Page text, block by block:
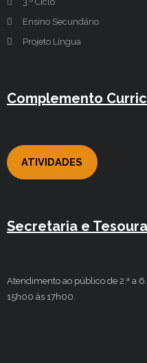
Ensino Secundário
Projeto Língua
Complemento
ATIVIDADES
Secretaria e
Atendimento ao público de 2.ª a
15h00 às 17h00.